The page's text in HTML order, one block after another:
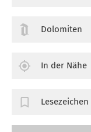
Dolomiten
In der Nähe
Lesezeichen